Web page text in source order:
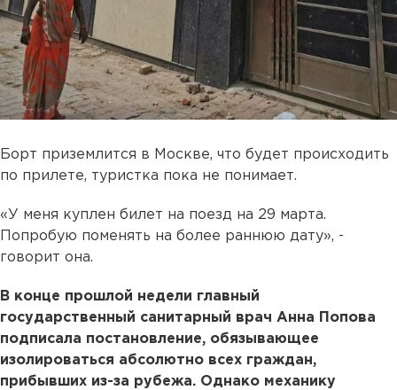
Борт приземлится в Москве, что будет происходить
по прилете, туристка пока не понимает.
«У меня куплен билет на поезд на 29 марта.
Попробую поменять на более раннюю дату», -
говорит она.
В конце прошлой недели главный
государственный санитарный врач Анна Попова
подписала постановление, обязывающее
изолироваться абсолютно всех граждан,
прибывших из-за рубежа. Однако механику